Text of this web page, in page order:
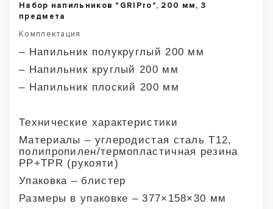
Набор напильников "GRIPro", 200 мм, 3
предмета
Комплектация
– Напильник полукруглый 200 мм
– Напильник круглый 200 мм
– Напильник плоский 200 мм
Технические характеристики
Материалы – углеродистая сталь Т12,
полипропилен/термопластичная резина
PP+TPR (рукояти)
Упаковка – блистер
Размеры в упаковке – 377×158×30 мм